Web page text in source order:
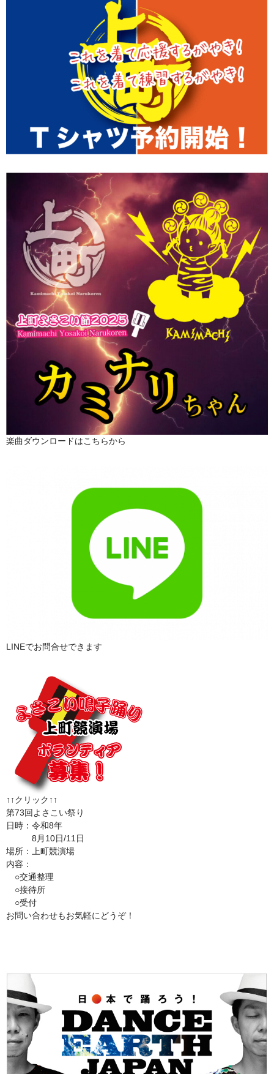
楽曲ダウンロードはこちらから
LINEでお問合せできます
↑↑クリック↑↑
第73回よさこい祭り
日時：令和8年
8月10日/11日
場所：上町競演場
内容：
○交通整理
○接待所
○受付
お問い合わせもお気軽にどうぞ！